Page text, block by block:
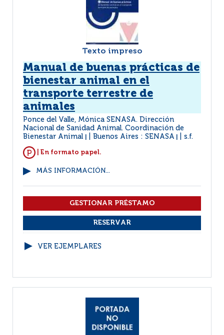
Texto impreso
Manual de buenas prácticas de
bienestar animal en el
transporte terrestre de
animales
Ponce del Valle, Mónica SENASA. Dirección
Nacional de Sanidad Animal. Coordinación de
Bienestar Animal
Buenos Aires : SENASA s.f.
| En formato papel.
MÁS INFORMACIÓN...
VER EJEMPLARES